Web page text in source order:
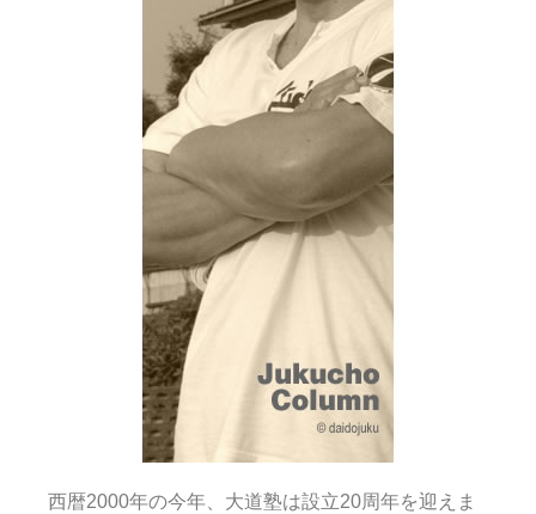
西暦2000年の今年、大道塾は設立20周年を迎えま